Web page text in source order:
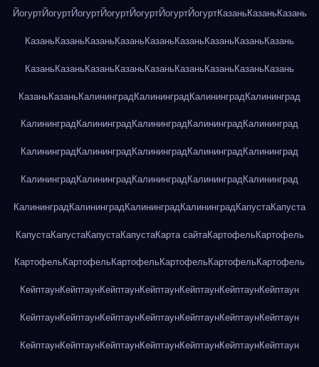
ЙогуртЙогуртЙогуртЙогуртЙогуртЙогуртЙогуртКазаньКазаньКазань
КазаньКазаньКазаньКазаньКазаньКазаньКазаньКазаньКазань
КазаньКазаньКазаньКазаньКазаньКазаньКазаньКазаньКазань
КазаньКазаньКалининградКалининградКалининградКалининград
КалининградКалининградКалининградКалининградКалининград
КалининградКалининградКалининградКалининградКалининград
КалининградКалининградКалининградКалининградКалининград
Калининград Калининград Калининград Калининград КапустаКапуста
КапустаКапустаКапустаКапустаКарта сайтаКартофельКартофель
КартофельКартофельКартофельКартофельКартофельКартофель
КейптаунКейптаунКейптаунКейптаунКейптаунКейптаунКейптаун
КейптаунКейптаунКейптаунКейптаунКейптаунКейптаунКейптаун
КейптаунКейптаунКейптаунКейптаунКейптаунКейптаунКейптаун